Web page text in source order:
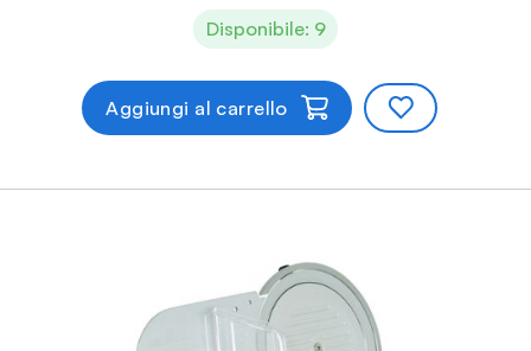
Disponibile: 9
Aggiungi al carrello